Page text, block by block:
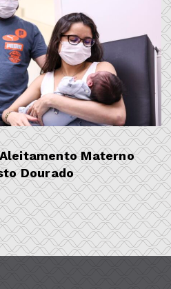
Materno
Dourado